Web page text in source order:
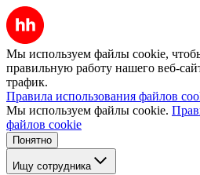
Мы используем файлы cookie,
правильную работу нашего веб-
трафик.
Правила использования файлов
Мы используем файлы cookie.
файлов cookie
Понятно
Ищу сотрудника